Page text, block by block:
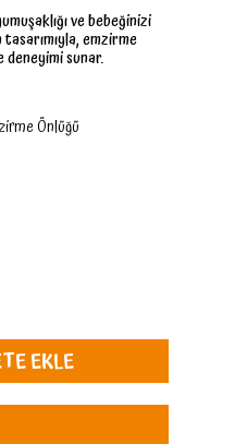
ve bebeğinizi
emzirme
sunar.
Önlüğü
EKLE